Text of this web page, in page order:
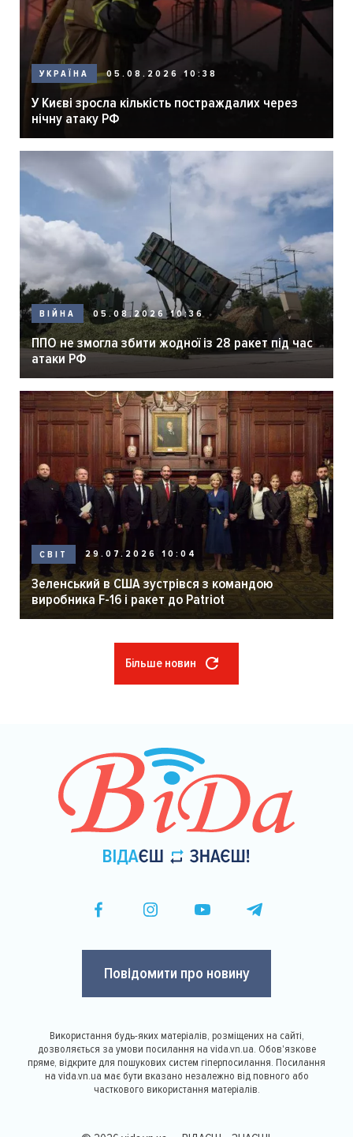
УКРАЇНА 05.08.2026 10:38
У Києві зросла кількість постраждалих через
нічну атаку РФ
ВІЙНА 05.08.2026 10:36
ППО не змогла збити жодної із 28 ракет під час
атаки РФ
СВІТ 29.07.2026 10:04
Зеленський в США зустрівся з командою
виробника F-16 і ракет до Patriot
Більше новин
Повідомити про новину
Використання будь-яких матеріалів, розміщених на сайті,
дозволяється за умови посилання на vida.vn.ua. Обов'язкове
пряме, відкрите для пошукових систем гіперпосилання. Посилання
на vida.vn.ua має бути вказано незалежно від повного або
часткового використання матеріалів.